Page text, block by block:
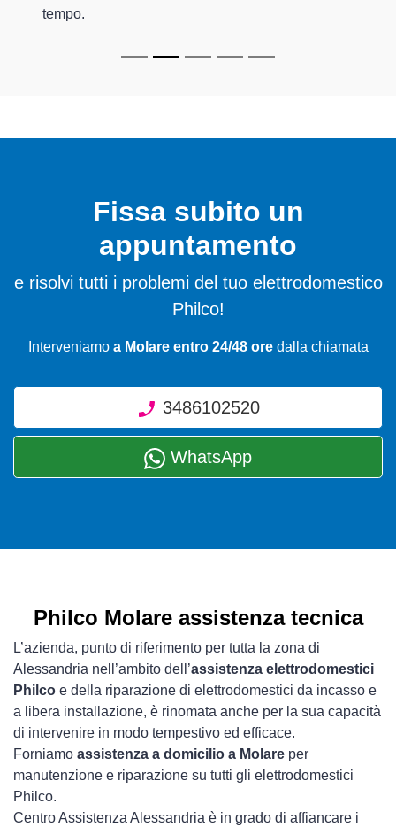
tempo.
Fissa subito un
appuntamento
e risolvi tutti i problemi del tuo elettrodomestico
Philco!
Interveniamo a Molare entro 24/48 oredalla chiamata
3486102520
WhatsApp
Philco Molare assistenza tecnica
L’azienda, punto di riferimento per tutta la zona di
Alessandria nell’ambito dell’assistenza elettrodomestici
Philco e della riparazione di elettrodomestici da incasso e
a libera installazione, è rinomata anche per la sua capacità
di intervenire in modo tempestivo ed efficace.
Forniamo assistenza a domicilio a Molare per
manutenzione e riparazione su tutti gli elettrodomestici
Philco.
Centro Assistenza Alessandria è in grado di affiancare i